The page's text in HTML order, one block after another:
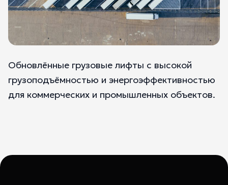
Обновлённые грузовые лифты с высокой
грузоподъёмностью и энергоэффективностью
для коммерческих и промышленных объектов.